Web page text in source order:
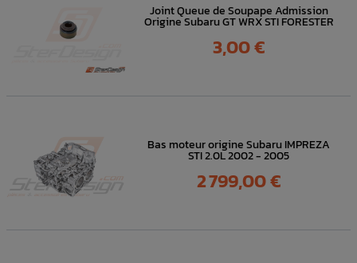
Joint Queue de Soupape Admission
Origine Subaru GT WRX STI FORESTER
Prix
3,00 €
Bas moteur origine Subaru IMPREZA
STI 2.0L 2002 - 2005
Prix
2 799,00 €